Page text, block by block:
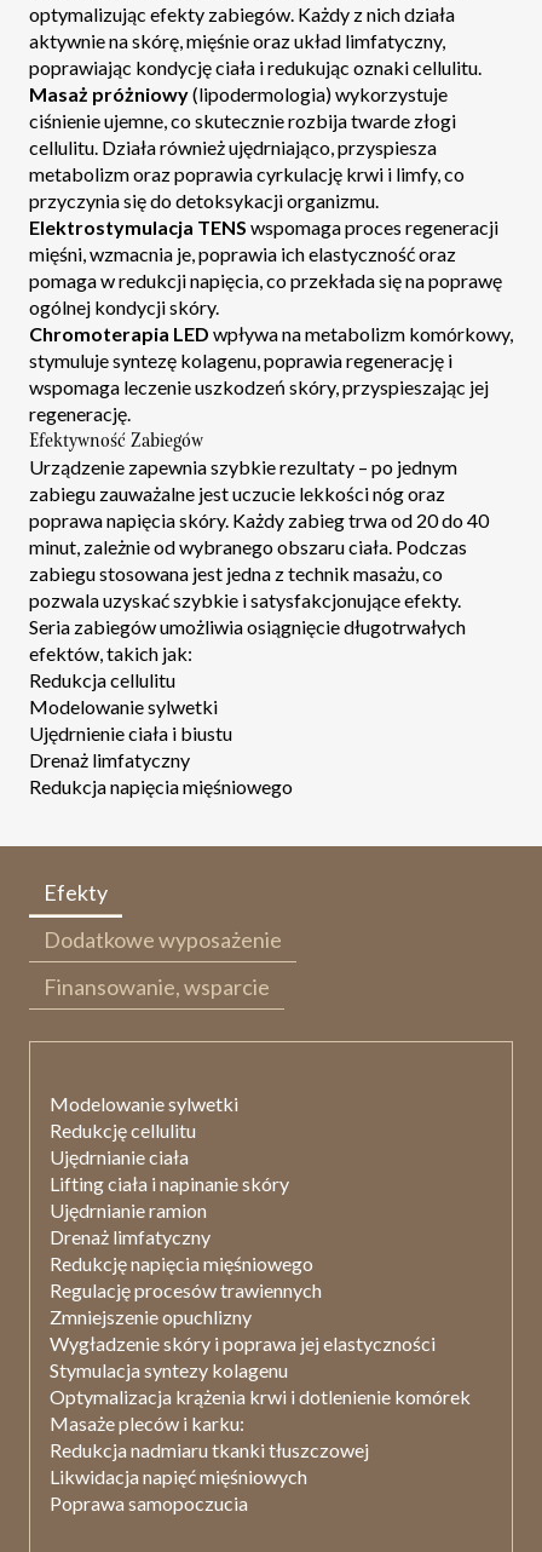
optymalizując efekty zabiegów. Każdy z nich działa
aktywnie na skórę, mięśnie oraz układ limfatyczny,
poprawiając kondycję ciała i redukując oznaki cellulitu.
Masaż próżniowy(lipodermologia) wykorzystuje
ciśnienie ujemne, co skutecznie rozbija twarde złogi
cellulitu. Działa również ujędrniająco, przyspiesza
metabolizm oraz poprawia cyrkulację krwi i limfy, co
przyczynia się do detoksykacji organizmu.
Elektrostymulacja TENS wspomaga proces regeneracji
mięśni, wzmacnia je, poprawia ich elastyczność oraz
pomaga w redukcji napięcia, co przekłada się na poprawę
ogólnej kondycji skóry.
Chromoterapia LED wpływa na metabolizm komórkowy,
stymuluje syntezę kolagenu, poprawia regenerację i
wspomaga leczenie uszkodzeń skóry, przyspieszając jej
regenerację.
Efektywność Zabiegów
Urządzenie zapewnia szybkie rezultaty – po jednym
zabiegu zauważalne jest uczucie lekkości nóg oraz
poprawa napięcia skóry. Każdy zabieg trwa od 20 do 40
minut, zależnie od wybranego obszaru ciała. Podczas
zabiegu stosowana jest jedna z technik masażu, co
pozwala uzyskać szybkie i satysfakcjonujące efekty.
Seria zabiegów umożliwia osiągnięcie długotrwałych
efektów, takich jak:
Redukcja cellulitu
Modelowanie sylwetki
Ujędrnienie ciała i biustu
Drenaż limfatyczny
Redukcja napięcia mięśniowego
Efekty
Dodatkowe wyposażenie
Finansowanie, wsparcie
Modelowanie sylwetki
Redukcję cellulitu
Ujędrnianie ciała
Lifting ciała i napinanie skóry
Ujędrnianie ramion
Drenaż limfatyczny
Redukcję napięcia mięśniowego
Regulację procesów trawiennych
Zmniejszenie opuchlizny
Wygładzenie skóry i poprawa jej elastyczności
Stymulacja syntezy kolagenu
Optymalizacja krążenia krwi i dotlenienie komórek
Masaże pleców i karku:
Redukcja nadmiaru tkanki tłuszczowej
Likwidacja napięć mięśniowych
Poprawa samopoczucia